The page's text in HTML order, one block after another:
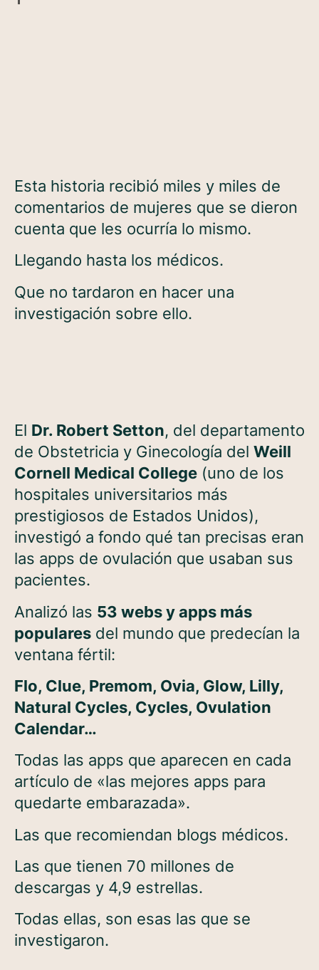
Esta historia recibió miles y miles de
comentarios de mujeres que se dieron
cuenta que les ocurría lo mismo.
Llegando hasta los médicos.
Que no tardaron en hacer una
investigación sobre ello.
El Dr. Robert Setton, del departamento
de Obstetricia y Ginecología del Weill
Cornell Medical College (uno de los
hospitales universitarios más
prestigiosos de Estados Unidos),
investigó a fondo qué tan precisas eran
las apps de ovulación que usaban sus
pacientes.
Analizó las 53 webs y apps más
populares del mundo que predecían la
ventana fértil:
Flo, Clue, Premom, Ovia, Glow, Lilly,
Natural Cycles, Cycles, Ovulation
Calendar…
Todas las apps que aparecen en cada
artículo de «las mejores apps para
quedarte embarazada».
Las que recomiendan blogs médicos.
Las que tienen 70 millones de
descargas y 4,9 estrellas.
Todas ellas, son esas las que se
investigaron.